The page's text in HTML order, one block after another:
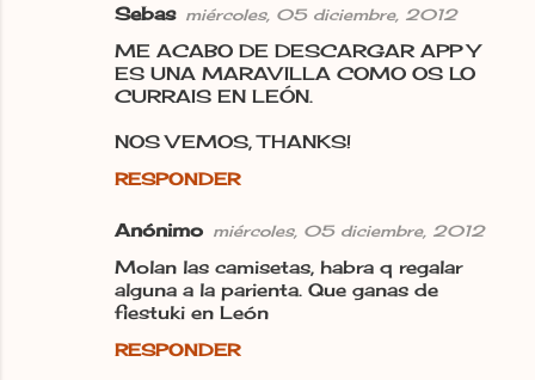
Sebas miércoles, 05 diciembre, 2012
ME ACABO DE DESCARGAR APP Y
ES UNA MARAVILLA COMO OS LO
CURRAIS EN LEÓN.
NOS VEMOS, THANKS!
RESPONDER
Anónimo miércoles, 05 diciembre, 2012
Molan las camisetas, habra q regalar
alguna a la parienta. Que ganas de
fiestuki en León
RESPONDER